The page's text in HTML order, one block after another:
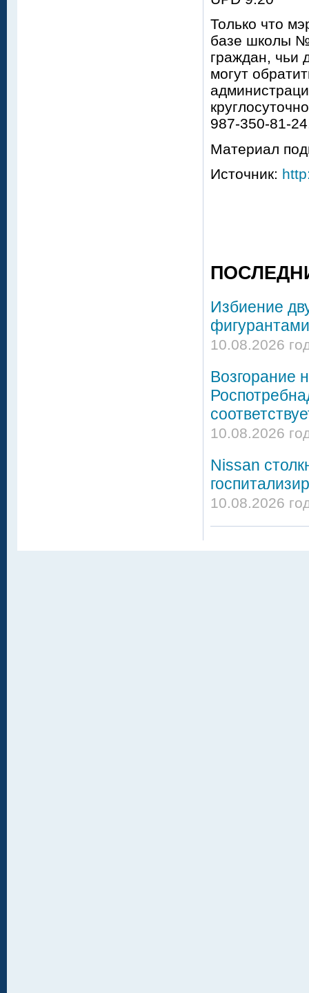
Только что
базе школы
граждан, чьи
могут
987-350-81-
Материал
Источник:
Избиение
10.08.2026
Возгорание
10.08.2026
Nissan
10.08.2026